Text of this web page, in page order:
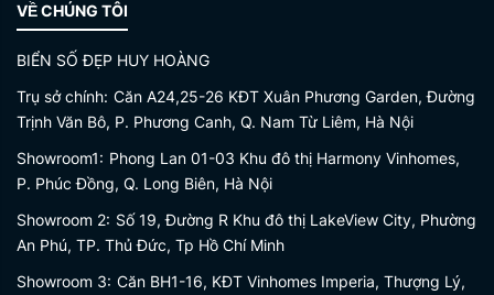
VỀ CHÚNG TÔI
BIỂN SỐ ĐẸP HUY HOÀNG
Trụ sở chính: Căn A24,25-26 KĐT Xuân Phương Garden, Đường
Trịnh Văn Bô, P. Phương Canh, Q. Nam Từ Liêm, Hà Nội
Showroom1: Phong Lan 01-03 Khu đô thị Harmony Vinhomes,
P. Phúc Đồng, Q. Long Biên, Hà Nội
Showroom 2: Số 19, Đường R Khu đô thị LakeView City, Phường
An Phú, TP. Thủ Đức, Tp Hồ Chí Minh
Showroom 3: Căn BH1-16, KĐT Vinhomes Imperia, Thượng Lý,